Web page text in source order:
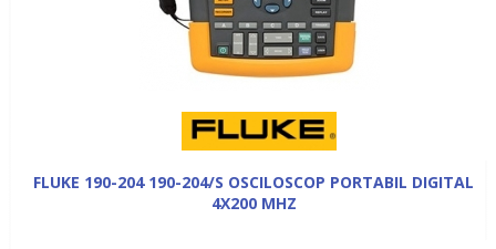
FLUKE 190-204 190-204/S OSCILOSCOP PORTABIL DIGITAL
4X200 MHZ